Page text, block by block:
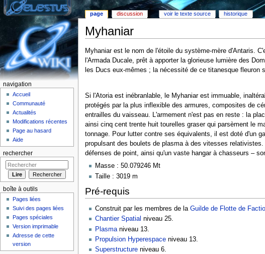
Myhaniar
Myhaniar est le nom de l'étoile du système-mère d'Antaris.
l'Armada Ducale, prêt à apporter la glorieuse lumière des
les Ducs eux-mêmes ; la nécessité de ce titanesque fleuron
Si l'Atoria est inébranlable, le Myhaniar est immuable,
protégés par la plus inflexible des armures, composites de
entrailles du vaisseau. L'armement n'est pas en reste : la
ainsi cinq cent trente huit tourelles graser qui parsèment le
tonnage. Pour lutter contre ses équivalents, il est doté d'un
propulsant des boulets de plasma à des vitesses
défenses de point, ainsi qu'un vaste hangar à chasseurs –
Masse : 50.079246 Mt
Taille : 3019 m
Pré-requis
Construit par les membres de la Guilde de Flotte de
Chantier Spatial niveau 25.
Plasmaniveau 13.
Propulsion Hyperespaceniveau 13.
Superstructureniveau 6.
page discussion voir le texte source historique
navigation
Accueil
Communauté
Actualités
Modifications récentes
Page au hasard
Aide
rechercher
boîte à outils
Pages liées
Suivi des pages liées
Pages spéciales
Version imprimable
Adresse de cette
version